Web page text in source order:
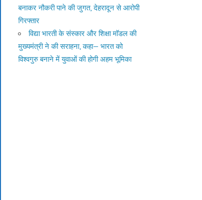
बनाकर नौकरी पाने की जुगत, देहरादून से आरोपी
गिरफ्तार
विद्या भारती के संस्कार और शिक्षा मॉडल की
मुख्यमंत्री ने की सराहना, कहा— भारत को
विश्वगुरु बनाने में युवाओं की होगी अहम भूमिका